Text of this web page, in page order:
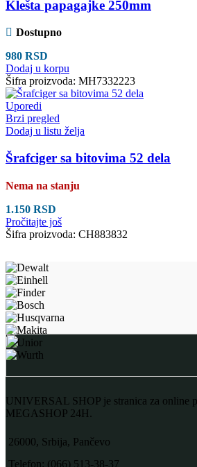
Klešta papagajke 250mm
Dostupno
980 RSD
Dodaj u korpu
Šifra proizvoda: MH7332223
Uporedi
Brzi pregled
Dodaj u listu želja
Šrafciger sa bitovima 52 dela
Nema na stanju
1.150 RSD
Pročitajte još
Šifra proizvoda: CH883832
UNIVERSAL SHOP je stranica za online
MEGASHOP 24H.
26000, Srbija, Pančevo
Telefon: (066) 513-38-37